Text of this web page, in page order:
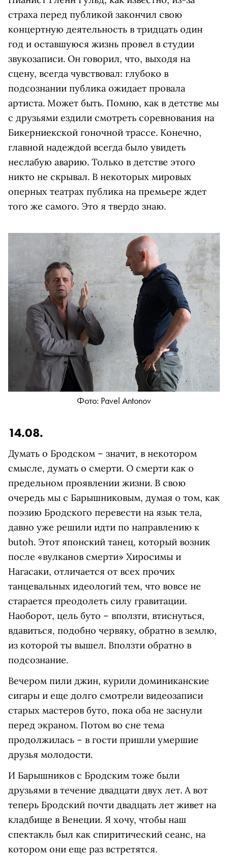
страха перед публикой закончил свою
концертную деятельность в тридцать один
год и оставшуюся жизнь провел в студии
звукозаписи. Он говорил, что, выходя на
сцену, всегда чувствовал: глубоко в
подсознании публика ожидает провала
артиста. Может быть. Помню, как в детстве мы
с друзьями ездили смотреть соревнования на
Бикерниекской гоночной трассе. Конечно,
главной надеждой всегда было увидеть
неслабую аварию. Только в детстве этого
никто не скрывал. В некоторых мировых
оперных театрах публика на премьере ждет
того же самого. Это я твердо знаю.
Фото: Pavel Antonov
14.08.
Думать о Бродском – значит, в некотором
смысле, думать о смерти. О смерти как о
предельном проявлении жизни. В свою
очередь мы с Барышниковым, думая о том, как
поэзию Бродского перевести на язык тела,
давно уже решили идти по направлению к
butoh. Этот японский танец, который возник
после «вулканов смерти» Хиросимы и
Нагасаки, отличается от всех прочих
танцевальных идеологий тем, что вовсе не
старается преодолеть силу гравитации.
Наоборот, цель буто – вползти, втиснуться,
вдавиться, подобно червяку, обратно в землю,
из которой ты вышел. Вползти обратно в
подсознание.
Вечером пили джин, курили доминиканские
сигары и еще долго смотрели видеозаписи
старых мастеров буто, пока оба не заснули
перед экраном. Потом во сне тема
продолжилась – в гости пришли умершие
друзья молодости.
И Барышников с Бродским тоже были
друзьями в течение двадцати двух лет. А вот
теперь Бродский почти двадцать лет живет на
кладбище в Венеции. Я хочу, чтобы наш
спектакль был как спиритический сеанс, на
котором они еще раз встретятся.